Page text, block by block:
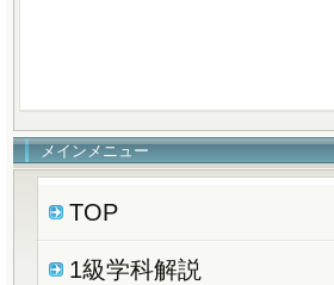
メインメニュー
TOP
1級学科解説